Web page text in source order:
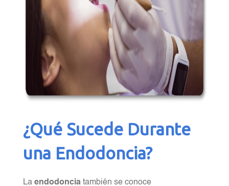
¿Qué Sucede Durante
una Endodoncia?
La endodoncia también se conoce